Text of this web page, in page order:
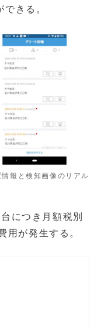
きる。
報と検知画像のリアル
につき月額税別
用が発生する。